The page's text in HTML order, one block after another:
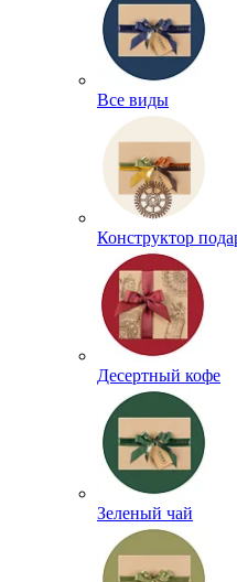
Все виды
Конструктор
Десертный кофе
Зеленый чай